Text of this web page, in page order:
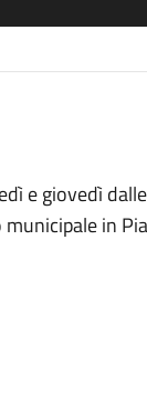
e giovedì
in